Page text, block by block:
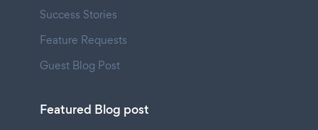
Success Stories
Feature Requests
Guest Blog Post
Featured Blog post